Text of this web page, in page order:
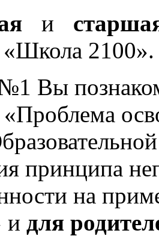
и
«Школа 2100».
Вы
«Проблема
принципа
на
и для